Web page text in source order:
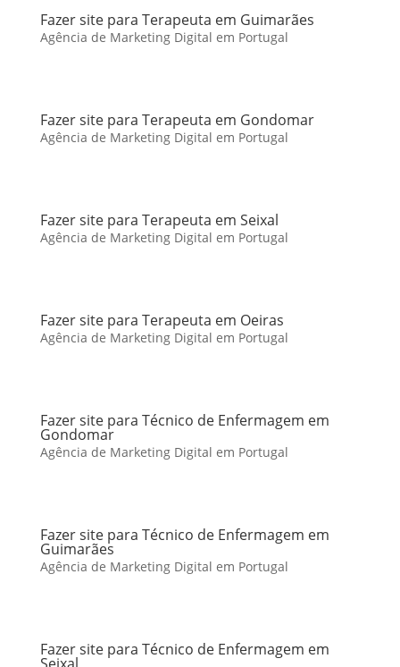
Fazer site para Terapeuta em Guimarães
Agência de Marketing Digital em Portugal
Fazer site para Terapeuta em Gondomar
Agência de Marketing Digital em Portugal
Fazer site para Terapeuta em Seixal
Agência de Marketing Digital em Portugal
Fazer site para Terapeuta em Oeiras
Agência de Marketing Digital em Portugal
Fazer site para Técnico de Enfermagem em
Gondomar
Agência de Marketing Digital em Portugal
Fazer site para Técnico de Enfermagem em
Guimarães
Agência de Marketing Digital em Portugal
Fazer site para Técnico de Enfermagem em